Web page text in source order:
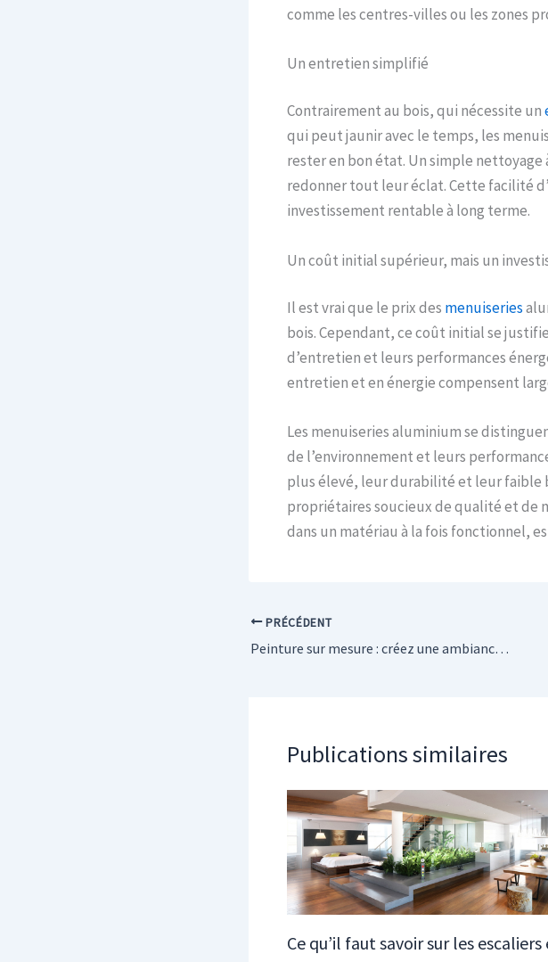
comme les centres-villes ou les zones
Un entretien simplifié
Contrairement au bois, qui nécessite un
qui peut jaunir avec le temps, les
rester en bon état. Un simple
redonner tout leur éclat. Cette facilité
investissement rentable à long terme.
Un coût initial supérieur, mais un
Il est vrai que le prix des menuiseries
bois. Cependant, ce coût initial se
d’entretien et leurs performances
entretien et en énergie compensent
Les menuiseries aluminium se
de l’environnement et leurs
plus élevé, leur durabilité et leur faible
propriétaires soucieux de qualité et de
dans un matériau à la fois fonctionnel,
PRÉCÉDENT
Peinture sur mesure : créez une ambiance unique et chaleureuse chez vous
Publications similaires
Ce qu’il faut savoir sur les escaliers